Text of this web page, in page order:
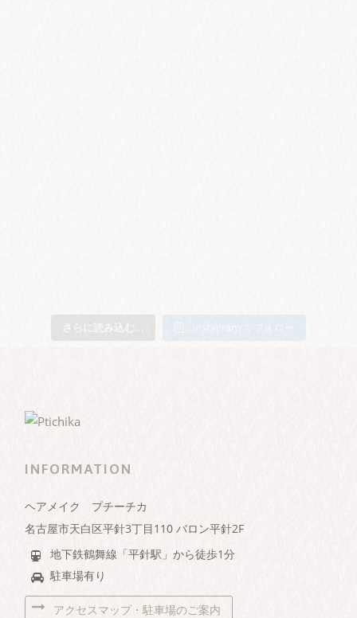
さらに読み込む... Instagram でフォロー
INFORMATION
ヘアメイク プチーチカ
名古屋市天白区平針3丁目110 バロン平針2F
地下鉄鶴舞線「平針駅」から徒歩1分
駐車場有り
アクセスマップ・駐車場のご案内